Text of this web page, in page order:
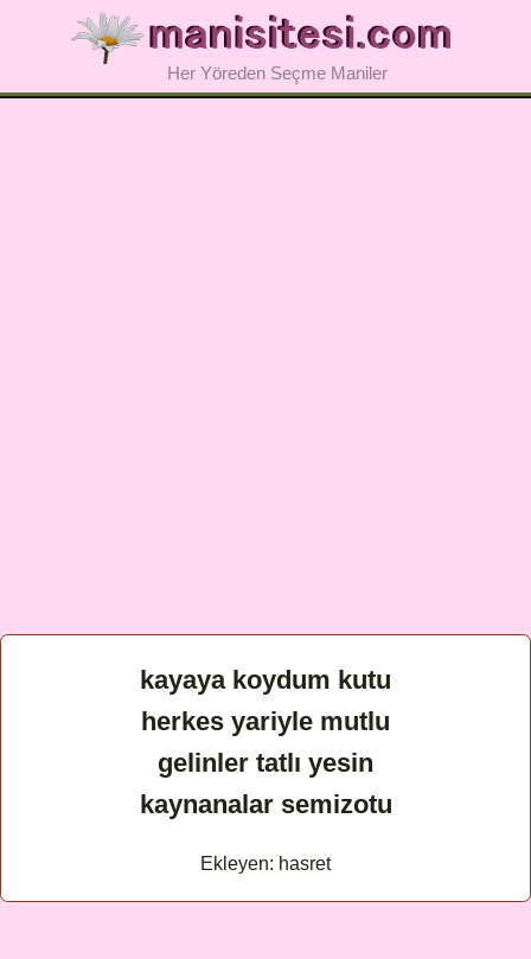
Her Yöreden Seçme Maniler
kayaya koydum kutu
herkes yariyle mutlu
gelinler tatlı yesin
kaynanalar semizotu
Ekleyen: hasret